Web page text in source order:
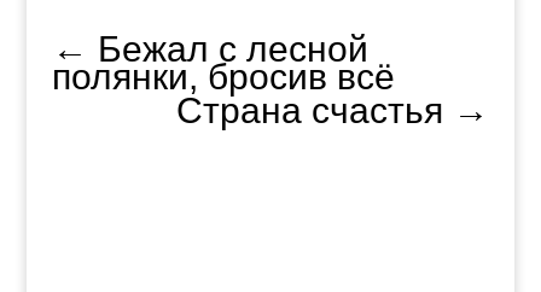
← Бежал с лесной
полянки, бросив всё
Страна счастья →